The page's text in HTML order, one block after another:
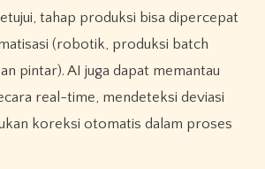
tahap produksi bisa dipercepat
(robotik, produksi batch
pintar). AI juga dapat memantau
real-time, mendeteksi deviasi
koreksi otomatis dalam proses